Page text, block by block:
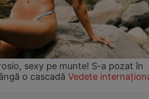
sexy pe munte! S-a pozat în
o cascadă Vedete